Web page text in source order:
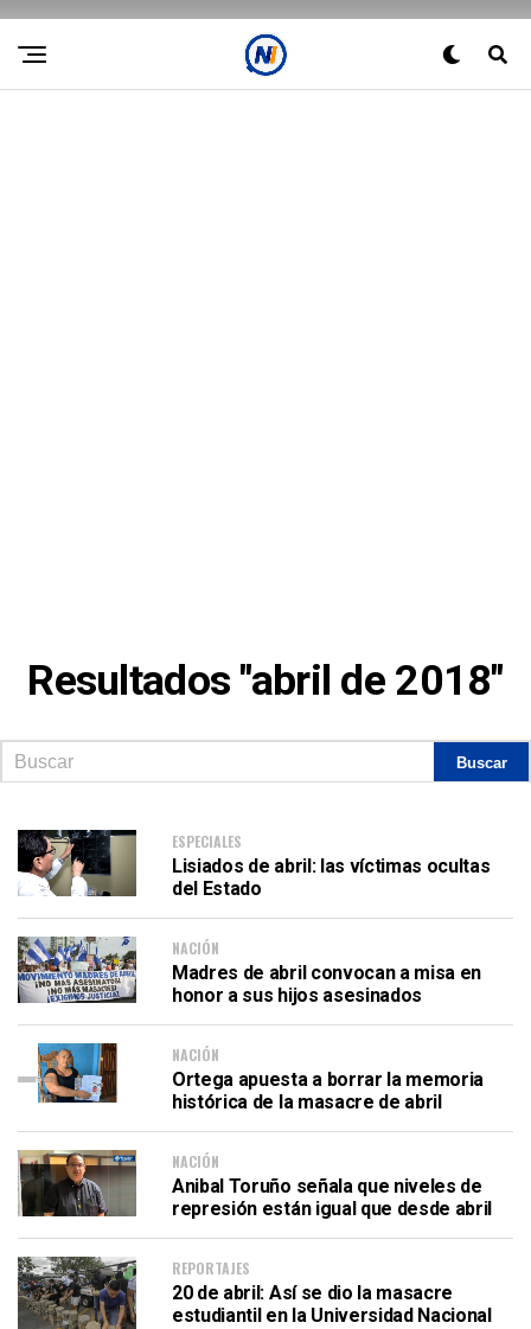
Resultados "abril de 2018"
ESPECIALES
Lisiados de abril: las víctimas ocultas
del Estado
NACIÓN
Madres de abril convocan a misa en
honor a sus hijos asesinados
NACIÓN
Ortega apuesta a borrar la memoria
histórica de la masacre de abril
NACIÓN
Anibal Toruño señala que niveles de
represión están igual que desde abril
REPORTAJES
20 de abril: Así se dio la masacre
estudiantil en la Universidad Nacional